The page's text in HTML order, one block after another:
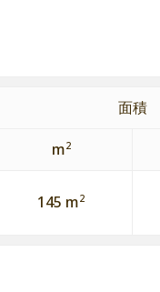
面積
m2
145 m2